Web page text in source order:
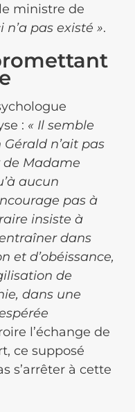
ministre de
n’a pas existé ».
: « Il semble
n’ait pas
de Madame
aucun
pas à
insiste à
dans
et d’obéissance,
de
dans une
l’échange de
ce supposé
s’arrêter à cette